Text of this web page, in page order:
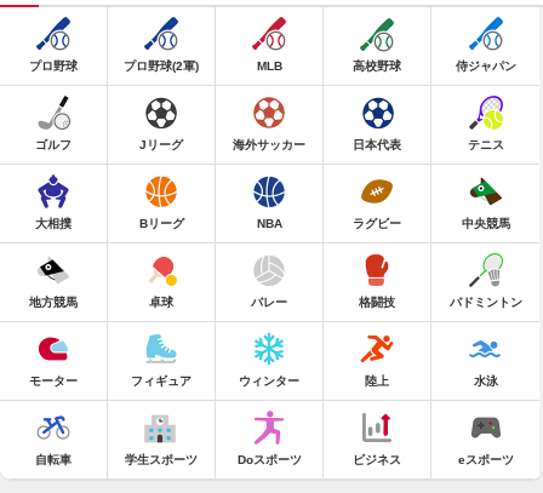
プロ野球 プロ野球(2軍) MLB 高校野球 侍ジャパン
ゴルフ Jリーグ 海外サッカー 日本代表 テニス
大相撲 Bリーグ NBA ラグビー 中央競馬
地方競馬 卓球 バレー 格闘技 バドミントン
モーター フィギュア ウィンター 陸上 水泳
自転車 学生スポーツ Doスポーツ ビジネス eスポーツ